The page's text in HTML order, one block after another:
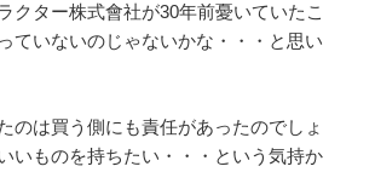
クター株式會社が30年前憂いていたこ
ていないのじゃないかな・・・と思い
のは買う側にも責任があったのでしょ
いものを持ちたい・・・という気持か